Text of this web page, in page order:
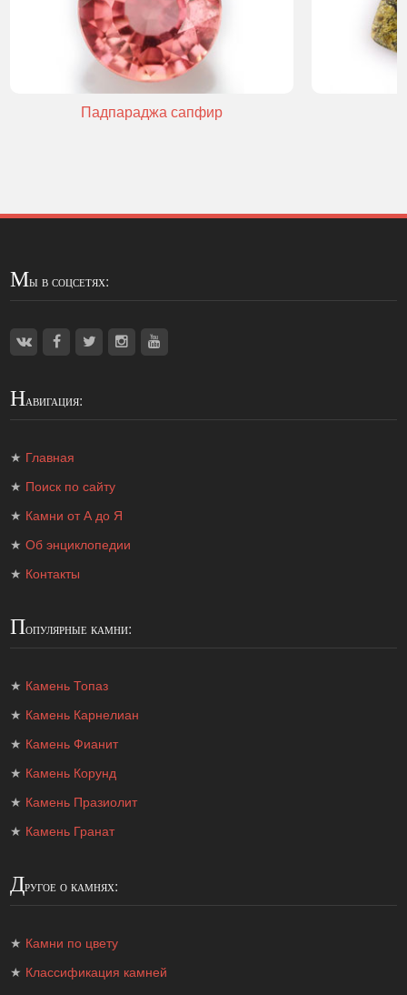
Падпараджа сапфир
Мы в соцсетях:
Навигация:
★ Главная
★ Поиск по сайту
★ Камни от А до Я
★Об энциклопедии
★ Контакты
Популярные камни:
★ Камень Топаз
★ Камень Карнелиан
★ Камень Фианит
★ Камень Корунд
★ Камень Празиолит
★ Камень Гранат
Другое о камнях:
★ Камни по цвету
★ Классификация камней